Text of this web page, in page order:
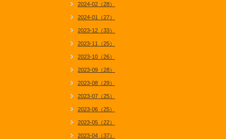
2024-02（28）
2024-01（27）
2023-12（33）
2023-11（25）
2023-10（26）
2023-09（28）
2023-08（29）
2023-07（25）
2023-06（25）
2023-05（22）
2023-04（37）